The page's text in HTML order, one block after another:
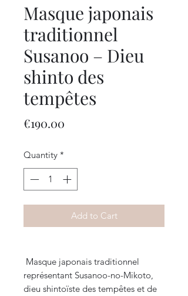
Masque japonais
traditionnel
Susanoo – Dieu
shinto des
tempêtes
€190.00
Quantity *
Add to Cart
Masque japonais traditionnel
représentant Susanoo-no-Mikoto,
dieu shintoïste des tempêtes et de